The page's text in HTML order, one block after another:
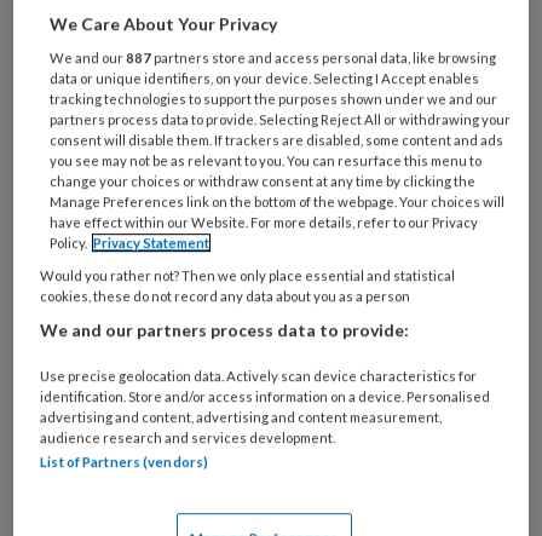
is
je
e-
mailadres?
* *
Kies
je
wachtwoord* *
Kies
je
functie *
Bij
welke
organisatie
werk
je?
Untitled
Ontvang 2x per week de
KinderopvangTotaal nieuwsbrief
Management Kinderopvang
We Care About Your Privacy
We and our887 partners store and access personal data, like browsing
data or unique identifiers, on your device. Selecting I Accept enables
tracking technologies to support the purposes shown under we and our
partners process data to provide. Selecting Reject All or withdrawing your
consent will disable them. If trackers are disabled, some content and ads
you see may not be as relevant to you. You can resurface this menu to
change your choices or withdraw consent at any time by clicking the
Manage Preferences link on the bottom of the webpage. Your choices will
have effect within our Website. For more details, refer to our Privacy
Policy. Privacy Statement
Would you rather not? Then we only place essential and statistical
cookies, these do not record any data about you as a person
We and our partners process data to provide:
Use precise geolocation data. Actively scan device characteristics for
identification. Store and/or access information on a device. Personalised
advertising and content, advertising and content measurement,
audience research and services development.
List of Partners (vendors)